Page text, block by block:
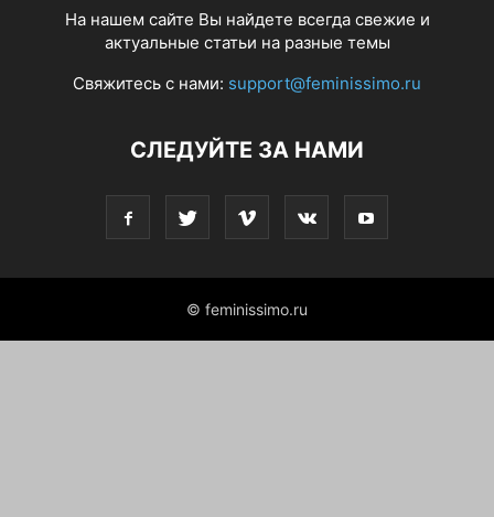
На нашем сайте Вы найдете всегда свежие и
актуальные статьи на разные темы
Свяжитесь с нами: support@feminissimo.ru
СЛЕДУЙТЕ ЗА НАМИ
© feminissimo.ru